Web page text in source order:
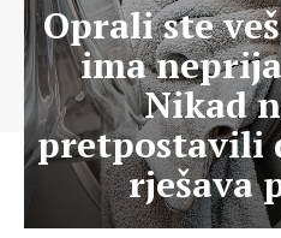
Oprali ste
ima
Nikad
pretpostavili
rješava